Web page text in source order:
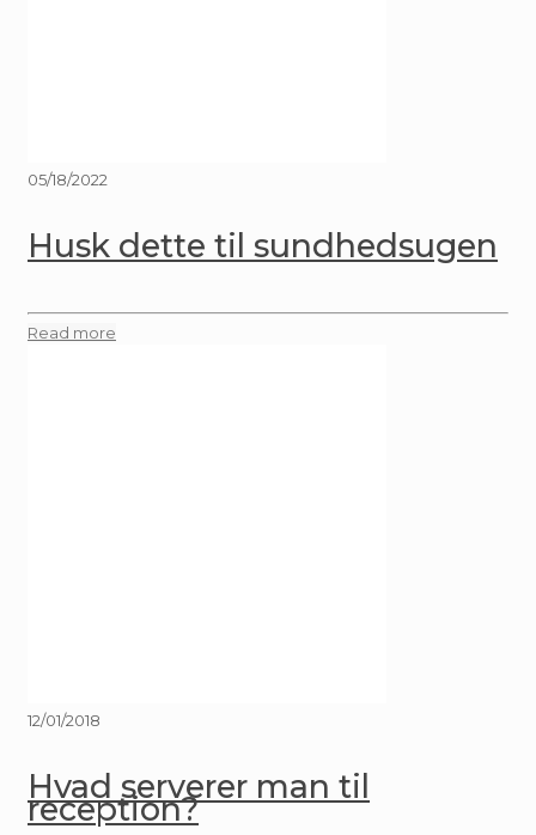
05/18/2022
Husk dette til sundhedsugen
Read more
12/01/2018
Hvad serverer man til
reception?